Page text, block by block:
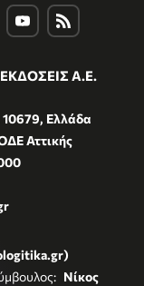
Α.Ε.
10679, Ελλάδα
Αττικής
Νίκος